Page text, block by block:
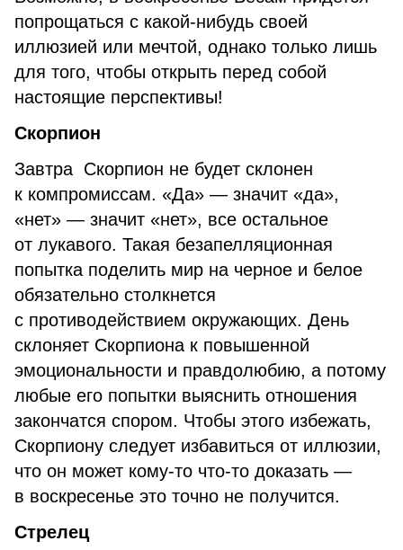
попрощаться с какой-нибудь своей
иллюзией или мечтой, однако только лишь
для того, чтобы открыть перед собой
настоящие перспективы!
Скорпион
Завтра Скорпион не будет склонен
к компромиссам. «Да» — значит «да»,
«нет» — значит «нет», все остальное
от лукавого. Такая безапелляционная
попытка поделить мир на черное и белое
обязательно столкнется
с противодействием окружающих. День
склоняет Скорпиона к повышенной
эмоциональности и правдолюбию, а потому
любые его попытки выяснить отношения
закончатся спором. Чтобы этого избежать,
Скорпиону следует избавиться от иллюзии,
что он может кому-то что-то доказать —
в воскресенье это точно не получится.
Стрелец